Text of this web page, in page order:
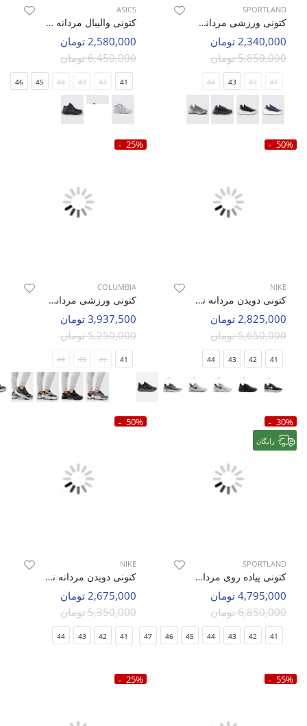
SPORTLAND
کتونی ورزشی مردانه اسپورتلند Treno Walk M
2,340,000 تومان
5,850,000 تومان
41
42
43
44
ASICS
کتونی والیبال مردانه اسیکس Asics Sky Elite 2 M
2,580,000 تومان
6,450,000 تومان
41
42
43
44
45
46
50%
NIKE
کتونی دویدن مردانه نایک Nike Opponent Guide M
2,825,000 تومان
5,650,000 تومان
41
42
43
44
25%
COLUMBIA
کتونی ورزشی مردانه کلمبیا Columbia Core Tex M
3,937,500 تومان
5,250,000 تومان
41
42
43
44
30%
رایگان
SPORTLAND
کتونی پیاده روی مردانه اسپورتلند Lite Sprint M
4,795,000 تومان
6,850,000 تومان
41
42
43
44
45
46
47
50%
NIKE
کتونی دویدن مردانه نایک Nike Air Zoom 9X M
2,675,000 تومان
5,350,000 تومان
41
42
43
44
55%
25%